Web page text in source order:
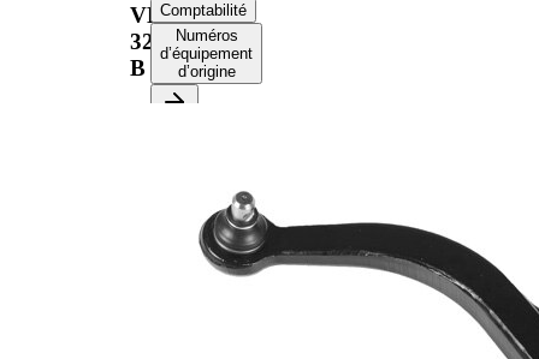
VKDS
323015
B
Comptabilité
Numéros
d’équipement
d’origine
Type de bras
oscillant
transversal
Article
complémentaire/Info
avec